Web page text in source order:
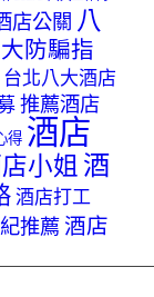
店公關 八
防騙指
台北八大酒店
推薦酒店
得 酒店
小姐 酒
酒店打工
推薦酒店